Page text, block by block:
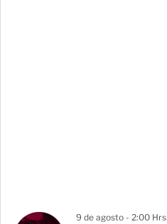
9 de agosto - 2:00 Hrs